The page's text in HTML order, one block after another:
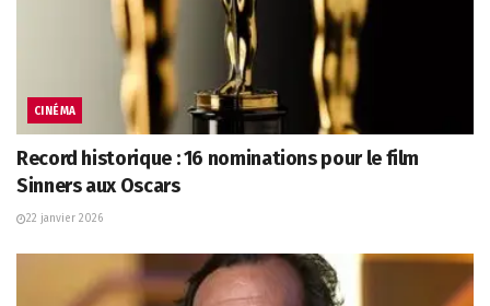
CINÉMA
Record historique : 16 nominations pour le film
Sinners aux Oscars
22 janvier 2026